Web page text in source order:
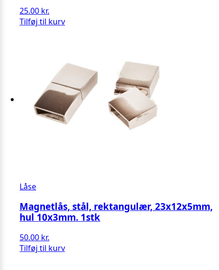
25.00 kr.
Tilføj til kurv
Låse
Magnetlås, stål, rektangulær, 23x12x5mm,
hul 10x3mm. 1stk
50.00 kr.
Tilføj til kurv